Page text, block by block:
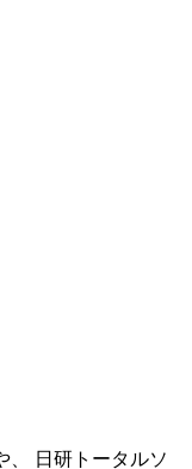
、 日研トータルソ